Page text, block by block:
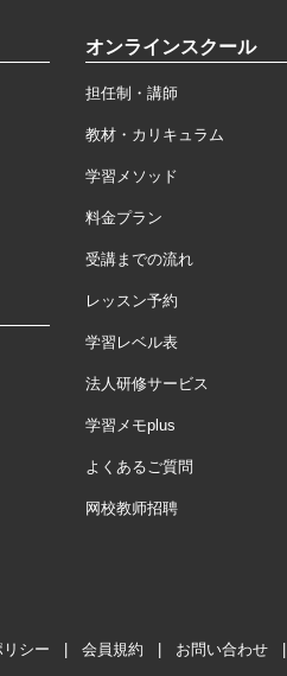
オンラインスクール
担任制・講師
教材・カリキュラム
学習メソッド
料金プラン
受講までの流れ
レッスン予約
学習レベル表
法人研修サービス
学習メモplus
よくあるご質問
网校教师招聘
シー 会員規約 お問い合わせ